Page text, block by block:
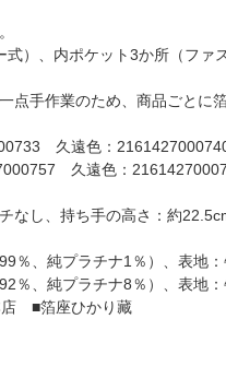
式）、内ポケット3か所（ファ
点手作業のため、商品ごとに
久遠色：
久遠色：
なし、持ち手の高さ：約
％、純プラチナ1％）、表地
％、純プラチナ8％）、表地
■箔座ひかり藏